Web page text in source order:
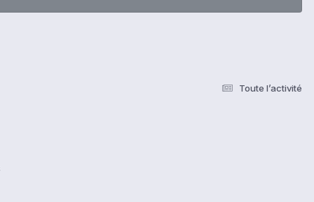
Toute l’activité